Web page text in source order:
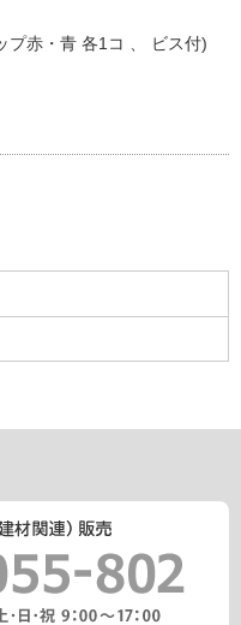
プ赤・青 各1コ 、 ビス付)